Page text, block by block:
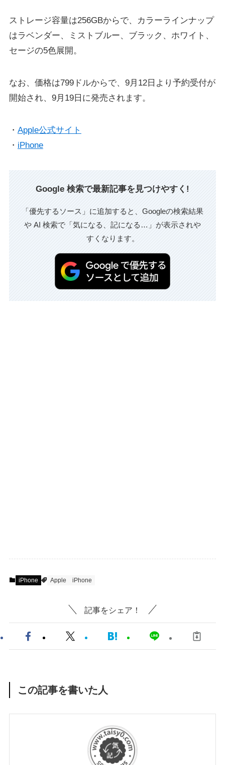
ストレージ容量は256GBからで、カラーラインナップ
はラベンダー、ミストブルー、ブラック、ホワイト、
セージの5色展開。
なお、価格は799ドルからで、9月12日より予約受付が
開始され、9月19日に発売されます。
・ Apple公式サイト
・ iPhone
Google 検索で最新記事を見つけやすく!
「優先するソース」に追加すると、Googleの検索結果
や AI 検索で「気になる、記になる…」が表示されや
すくなります。
iPhone Apple iPhone
記事をシェア！
この記事を書いた人